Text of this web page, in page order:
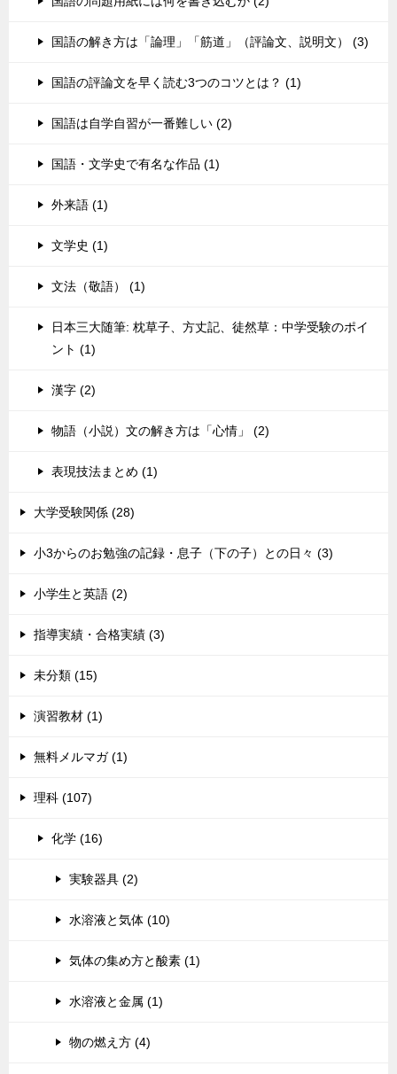
国語の解き方は「論理」「筋道」（評論文、説明文） (3)
国語の評論文を早く読む3つのコツとは？ (1)
国語は自学自習が一番難しい (2)
国語・文学史で有名な作品 (1)
外来語 (1)
文学史 (1)
文法（敬語） (1)
日本三大随筆: 枕草子、方丈記、徒然草：中学受験のポイ
ント (1)
漢字 (2)
物語（小説）文の解き方は「心情」 (2)
表現技法まとめ (1)
大学受験関係 (28)
小3からのお勉強の記録・息子（下の子）との日々 (3)
小学生と英語 (2)
指導実績・合格実績 (3)
未分類 (15)
演習教材 (1)
無料メルマガ (1)
理科 (107)
化学 (16)
実験器具 (2)
水溶液と気体 (10)
気体の集め方と酸素 (1)
水溶液と金属 (1)
物の燃え方 (4)